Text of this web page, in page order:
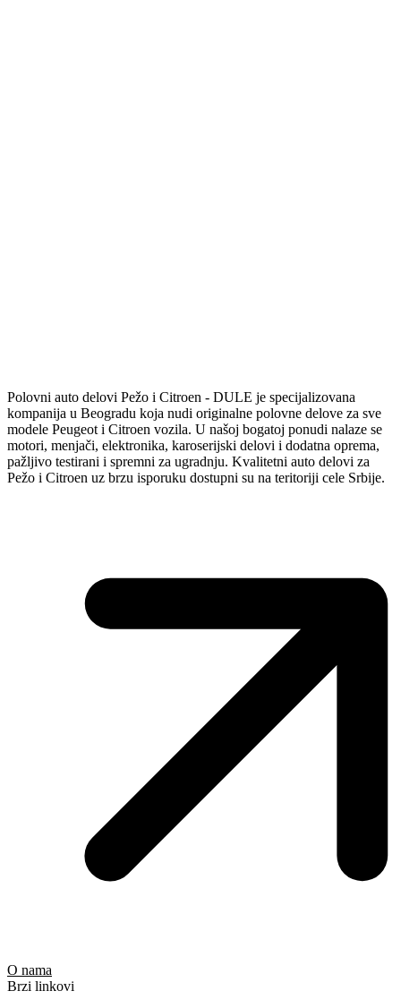
Polovni auto delovi Pežo i Citroen - DULE je specijalizovana
kompanija u Beogradu koja nudi originalne polovne delove za sve
modele Peugeot i Citroen vozila. U našoj bogatoj ponudi nalaze se
motori, menjači, elektronika, karoserijski delovi i dodatna oprema,
pažljivo testirani i spremni za ugradnju. Kvalitetni auto delovi za
Pežo i Citroen uz brzu isporuku dostupni su na teritoriji cele Srbije.
O nama
Brzi linkovi